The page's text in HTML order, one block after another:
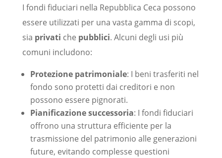
I fondi fiduciari nella Repubblica Ceca possono
essere utilizzati per una vasta gamma di scopi,
sia privati che pubblici. Alcuni degli usi più
comuni includono:
Protezione patrimoniale: I beni trasferiti nel
fondo sono protetti dai creditori e non
possono essere pignorati.
Pianificazione successoria: I fondi fiduciari
offrono una struttura efficiente per la
trasmissione del patrimonio alle generazioni
future, evitando complesse questioni